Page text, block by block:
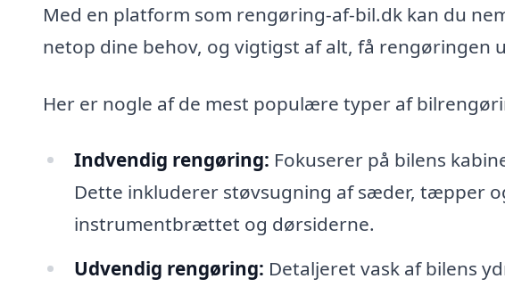
Med en platform som rengøring-af-bil.dk kan du
netop dine behov, og vigtigst af alt, få rengøringen
Her er nogle af de mest populære typer af
Indvendig rengøring: Fokuserer på bilens
Dette inkluderer støvsugning af sæder, tæpper
instrumentbrættet og dørsiderne.
Udvendig rengøring: Detaljeret vask af bilens